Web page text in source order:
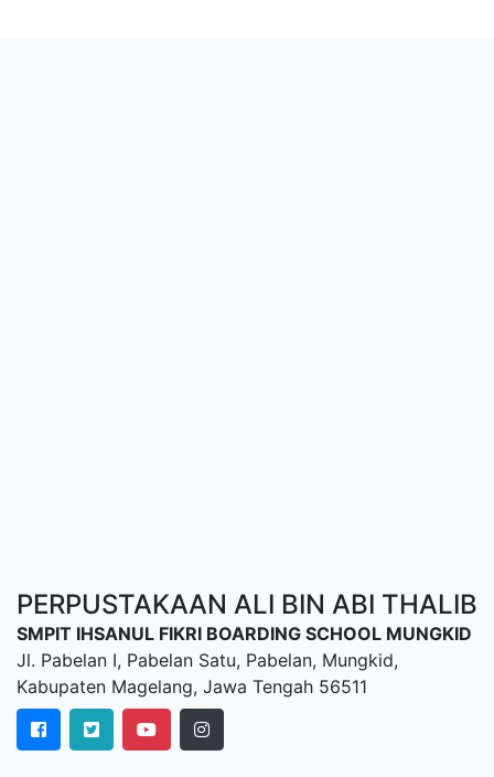
PERPUSTAKAAN ALI BIN ABI THALIB
SMPIT IHSANUL FIKRI BOARDING SCHOOL MUNGKID
Jl. Pabelan I, Pabelan Satu, Pabelan, Mungkid,
Kabupaten Magelang, Jawa Tengah 56511